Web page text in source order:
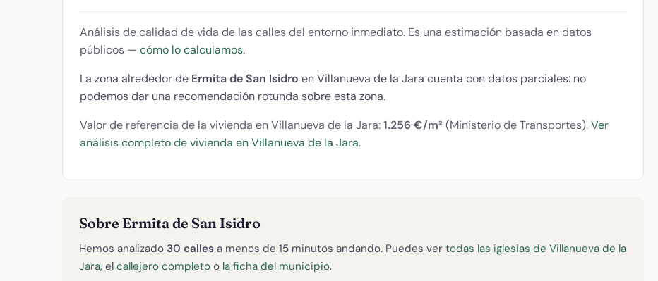
Análisis de calidad de vida de las calles del entorno inmediato. Es una estimación basada en datos
públicos — cómo lo calculamos.
La zona alrededor de Ermita de San Isidro en Villanueva de la Jara cuenta con datos parciales: no
podemos dar una recomendación rotunda sobre esta zona.
Valor de referencia de la vivienda en Villanueva de la Jara:1.256 €/m² (Ministerio de Transportes).Ver
análisis completo de vivienda en Villanueva de la Jara.
Sobre Ermita de San Isidro
Hemos analizado 30 calles a menos de 15 minutos andando. Puedes ver todas las iglesias de Villanueva de la
Jara, el callejero completo o la ficha del municipio.